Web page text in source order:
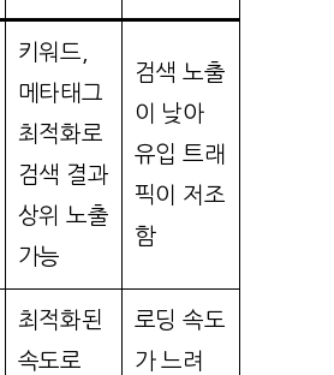
키워드,
메타태그
최적화로
검색 결과
상위 노출
가능
검색 노출
이 낮아
유입 트래
픽이 저조
함
최적화된
속도로
로딩 속도
가 느려